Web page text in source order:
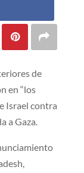
de
en “los
Israel contra
a Gaza.